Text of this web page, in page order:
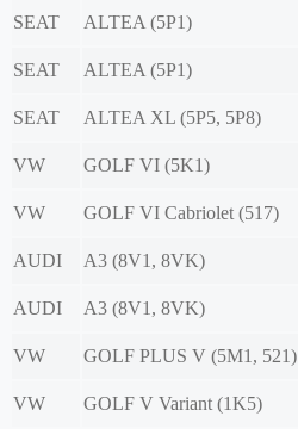
SEAT
ALTEA (5P1)
SEAT
ALTEA (5P1)
SEAT
ALTEA XL (5P5, 5P8)
VW
GOLF VI (5K1)
VW
GOLF VI Cabriolet (517)
AUDI
A3 (8V1, 8VK)
AUDI
A3 (8V1, 8VK)
VW
GOLF PLUS V (5M1, 521)
VW
GOLF V Variant (1K5)